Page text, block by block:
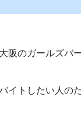
阪のガールズバ
イトしたい人の